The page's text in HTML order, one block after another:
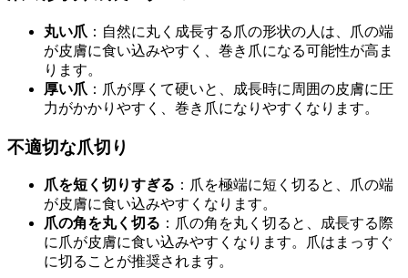
丸い爪 ：自然に丸く成長する爪の形状の人は、爪の端
が皮膚に食い込みやすく、巻き爪になる可能性が高ま
ります。
厚い爪 ：爪が厚くて硬いと、成長時に周囲の皮膚に圧
力がかかりやすく、巻き爪になりやすくなります。
不適切な爪切り
爪を短く切りすぎる ：爪を極端に短く切ると、爪の端
が皮膚に食い込みやすくなります。
爪の角を丸く切る ：爪の角を丸く切ると、成長する際
に爪が皮膚に食い込みやすくなります。爪はまっすぐ
に切ることが推奨されます。